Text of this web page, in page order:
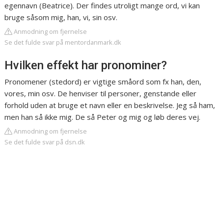
egennavn (Beatrice). Der findes utroligt mange ord, vi kan
bruge såsom mig, han, vi, sin osv.
Anmodning om fjernelse
Se det fulde svar på mentordanmark.dk
Hvilken effekt har pronominer?
Pronomener (stedord) er vigtige småord som fx han, den,
vores, min osv. De henviser til personer, genstande eller
forhold uden at bruge et navn eller en beskrivelse. Jeg så ham,
men han så ikke mig. De så Peter og mig og løb deres vej.
Anmodning om fjernelse
Se det fulde svar på dsn.dk